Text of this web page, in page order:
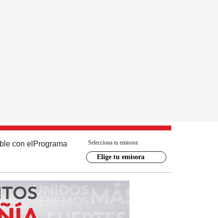
con el Programa Selecciona tu emisora
Elige tu emisora